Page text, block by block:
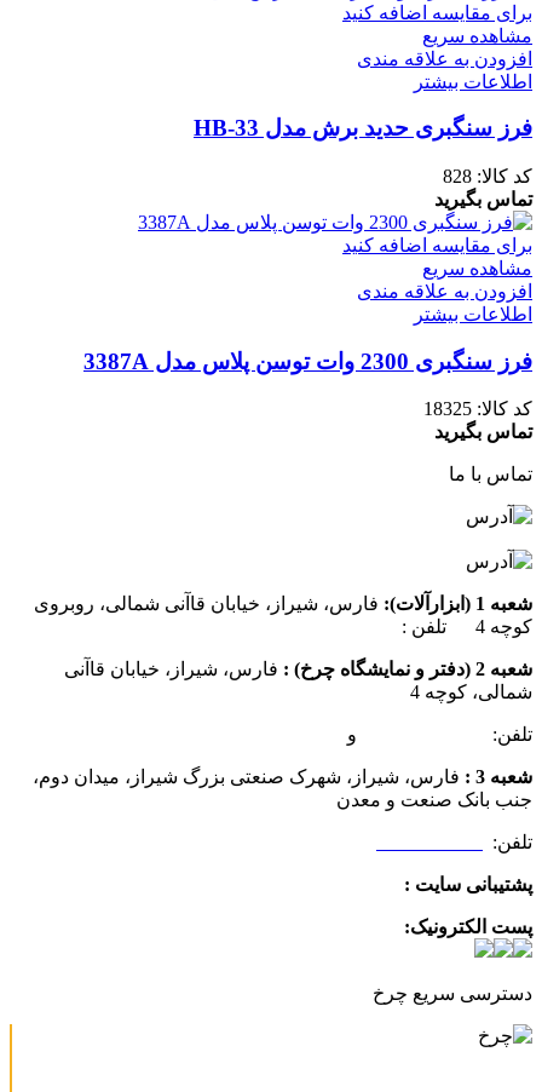
برای مقایسه اضافه کنید
مشاهده سریع
افزودن به علاقه مندی
اطلاعات بیشتر
فرز سنگبری حدید برش مدل HB-33
کد کالا: 828
تماس بگیرید
برای مقایسه اضافه کنید
مشاهده سریع
افزودن به علاقه مندی
اطلاعات بیشتر
فرز سنگبری 2300 وات توسن پلاس مدل 3387A
کد کالا: 18325
تماس بگیرید
تماس با ما
شعبه 1 (ابزارآلات):
فارس، شیراز، خیابان قاآنی شمالی، روبروی
کوچه 4 تلفن :
شعبه 2 (دفتر و نمایشگاه چرخ) :
فارس، شیراز، خیابان قاآنی
شمالی، کوچه 4
تلفن: و
شعبه 3 :
فارس، شیراز، شهرک صنعتی بزرگ شیراز، میدان دوم،
جنب بانک صنعت و معدن
تلفن:
پشتیبانی سایت :
پست الکترونیک:
دسترسی سریع چرخ